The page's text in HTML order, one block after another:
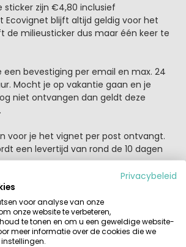
sticker zijn €4,80 inclusief
Ecovignet blijft altijd geldig voor het
de milieusticker dus maar één keer te
een bevestiging per email en max. 24
Mocht je op vakantie gaan en je
niet ontvangen dan geldt deze
voor je het vignet per post ontvangt.
een levertijd van rond de 10 dagen
en/suivi
die de Franse milieusticker
niet officieel en de kosten kunnen
Privacybeleid
voor analyse van onze
onze website te verbeteren,
te tonen en om u een geweldige website-
meer informatie over de cookies die we